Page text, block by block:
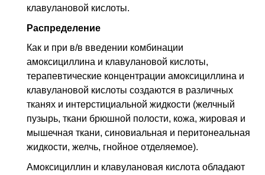
клавулановой кислоты.
Распределение
Как и при в/в введении комбинации
амоксициллина и клавулановой кислоты,
терапевтические концентрации амоксициллина и
клавулановой кислоты создаются в различных
тканях и интерстициальной жидкости (желчный
пузырь, ткани брюшной полости, кожа, жировая и
мышечная ткани, синовиальная и перитонеальная
жидкости, желчь, гнойное отделяемое).
Амоксициллин и клавулановая кислота обладают